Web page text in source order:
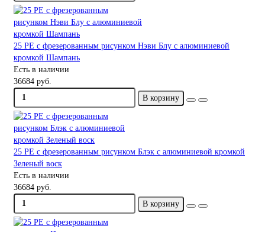
25 PE с фрезерованным рисунком Нэви Блу с алюминиевой
кромкой Шампань
Есть в наличии
36684 руб.
В корзину
25 PE с фрезерованным рисунком Блэк с алюминиевой кромкой
Зеленый воск
Есть в наличии
36684 руб.
В корзину